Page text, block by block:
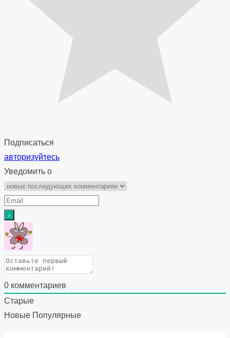
Подписаться
авторизуйтесь
Уведомить о
0 комментариев
Старые
Новые Популярные